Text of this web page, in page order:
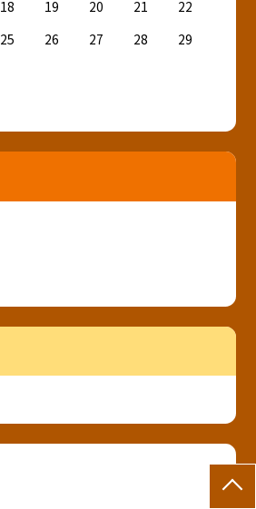
18 19 20 21
22
25 26 27 28
29